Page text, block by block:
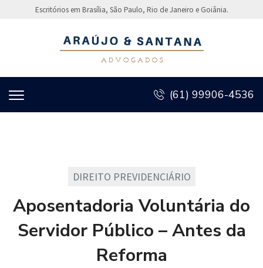
Escritórios em Brasília, São Paulo, Rio de Janeiro e Goiânia.
(61) 99906-4536
DIREITO PREVIDENCIÁRIO
Aposentadoria Voluntária do
Servidor Público – Antes da
Reforma